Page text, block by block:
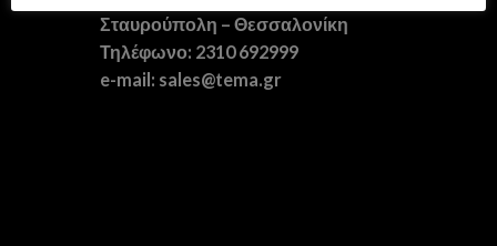
Σταυρούπολη – Θεσσαλονίκη
Τηλέφωνο: 2310 692999
e-mail: sales@tema.gr